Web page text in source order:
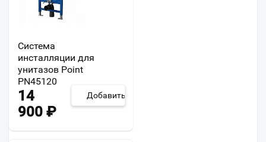
Система
инсталляции для
унитазов Point
PN45120
14
900 ₽
Добавить